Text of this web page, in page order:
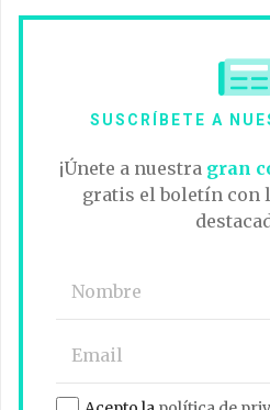
SUSCRÍBETE A
¡Únete a nuestra gran
gratis el boletín con